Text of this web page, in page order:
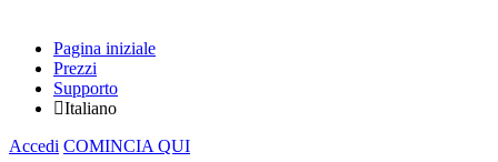
Pagina iniziale
Prezzi
Supporto
Italiano
Accedi COMINCIA QUI